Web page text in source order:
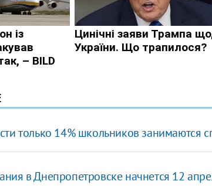
только 14% школьников занимаются
в Днепропетровске начнется 12